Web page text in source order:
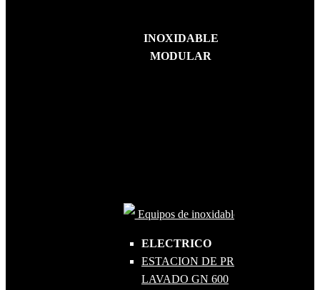
INOXIDABLE
MODULAR
Equipos de inoxidable
ELECTRICO
ESTACION DE PREPARACION Y
LAVADO GN 600